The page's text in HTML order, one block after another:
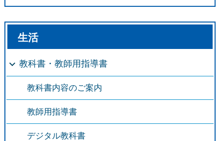
生活
教科書・教師用指導書
教科書内容のご案内
教師用指導書
デジタル教科書